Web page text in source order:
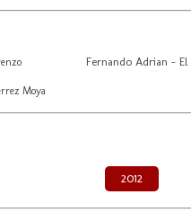
Moya
Fernando Adrian -
2012